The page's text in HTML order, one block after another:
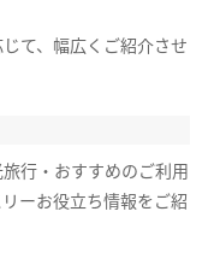
て、幅広くご紹介させ
行・おすすめのご利用
ーお役立ち情報をご紹